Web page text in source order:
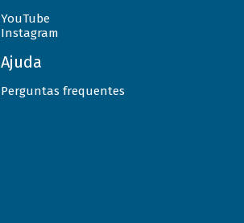
YouTube
Instagram
Ajuda
Perguntas frequentes